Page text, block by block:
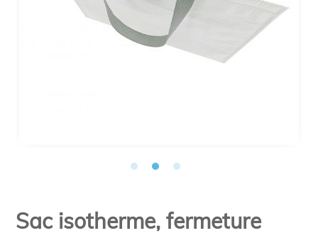
Sac isotherme, fermeture